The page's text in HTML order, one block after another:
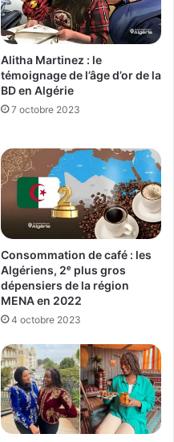
Alitha Martinez : le
témoignage de l’âge d’or de la
BD en Algérie
7 octobre 2023
Consommation de café : les
Algériens, 2ᵉ plus gros
dépensiers de la région
MENA en 2022
4 octobre 2023